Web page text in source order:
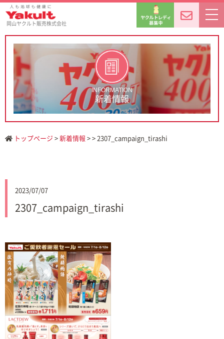
岡山ヤクルト販売株式会社
INFORMATION
新着情報
トップページ >新着情報 > > 2307_campaign_tirashi
2023/07/07
2307_campaign_tirashi